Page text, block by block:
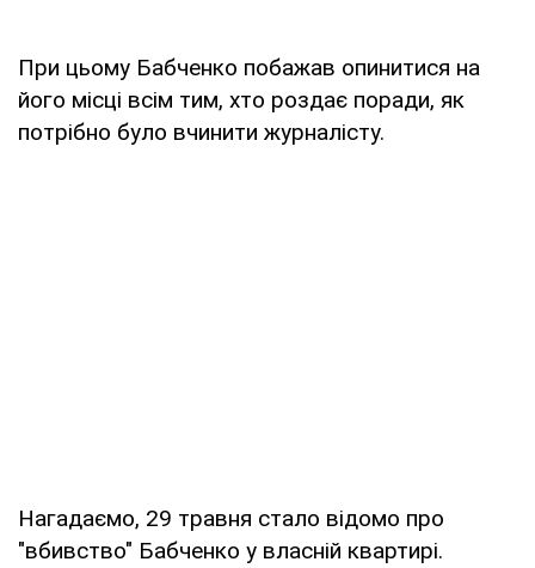
При цьому Бабченко побажав опинитися на
його місці всім тим, хто роздає поради, як
потрібно було вчинити журналісту.
Нагадаємо, 29 травня стало відомо про
"вбивство" Бабченко у власній квартирі.